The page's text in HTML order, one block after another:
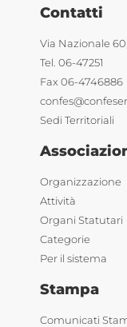
Contatti
Via Nazionale
Tel. 06-47251
Fax 06-4746886
Sedi Territoriali
Organizzazione
Attività
Organi Statutari
Categorie
Per il sistema
Stampa
Comunicati